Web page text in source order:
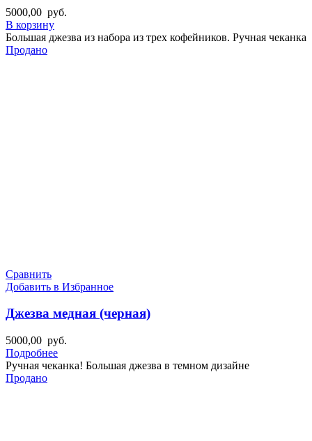
5000,00 руб.
В корзину
Большая джезва из набора из трех кофейников. Ручная чеканка
Продано
Сравнить
Добавить в Избранное
Джезва медная (черная)
5000,00 руб.
Подробнее
Ручная чеканка! Большая джезва в темном дизайне
Продано